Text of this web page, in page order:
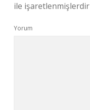
ile işaretlenmişlerdir
Yorum